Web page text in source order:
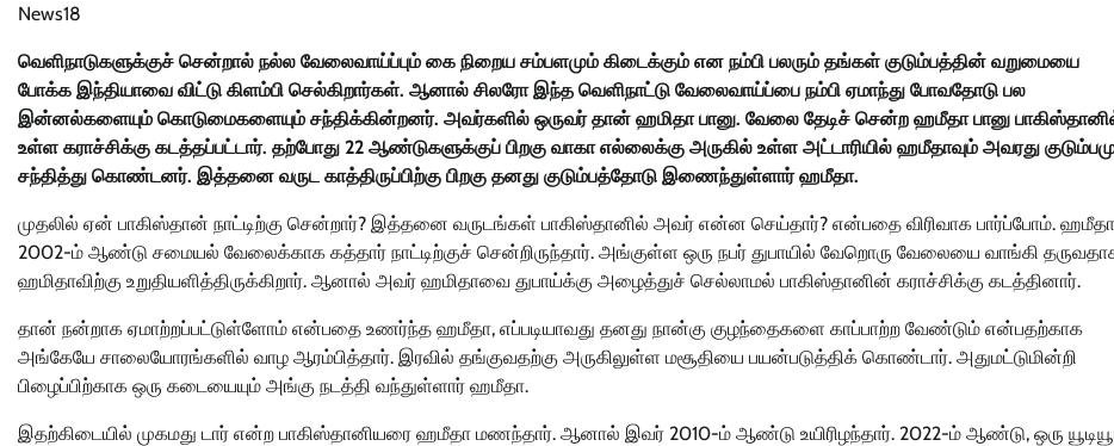
News18
வெளிநாடுகளுக்குச் சென்றால் நல்ல வேலைவாய்ப்பும் கை நிறைய சம்பளமும் கிடைக்கும் என நம்பி பலரும் தங்கள் குடும்பத்தின் வறுமையை
போக்க இந்தியாவை விட்டு கிளம்பி செல்கிறார்கள். ஆனால் சிலரோ இந்த வெளிநாட்டு வேலைவாய்ப்பை நம்பி ஏமாந்து போவதோடு பல
இன்னல்களையும் கொடுமைகளையும் சந்திக்கின்றனர். அவர்களில் ஒருவர் தான் ஹமிதா பானு. வேலை தேடிச் சென்ற ஹமீதா பானு
உள்ள கராச்சிக்கு கடத்தப்பட்டார். தற்போது 22 ஆண்டுகளுக்குப் பிறகு வாகா எல்லைக்கு அருகில் உள்ள அட்டாரியில் ஹமீதாவும் அவரது
சந்தித்து கொண்டனர். இத்தனை வருட காத்திருப்பிற்கு பிறகு தனது குடும்பத்தோடு இணைந்துள்ளார் ஹமீதா.
முதலில் ஏன் பாகிஸ்தான் நாட்டிற்கு சென்றார்? இத்தனை வருடங்கள் பாகிஸ்தானில் அவர் என்ன செய்தார்? என்பதை விரிவாக பார்ப்போம். ஹமீதா
2002-ம் ஆண்டு சமையல் வேலைக்காக கத்தார் நாட்டிற்குச் சென்றிருந்தார். அங்குள்ள ஒரு நபர் துபாயில் வேறொரு வேலையை வாங்கி
ஹமிதாவிற்கு உறுதியளித்திருக்கிறார். ஆனால் அவர் ஹமிதாவை துபாய்க்கு அழைத்துச் செல்லாமல் பாகிஸ்தானின் கராச்சிக்கு கடத்தினார்.
தான் நன்றாக ஏமாற்றப்பட்டுள்ளோம் என்பதை உணர்ந்த ஹமீதா, எப்படியாவது தனது நான்கு குழந்தைகளை காப்பாற்ற வேண்டும் என்பதற்காக
அங்கேயே சாலையோரங்களில் வாழ ஆரம்பித்தார். இரவில் தங்குவதற்கு அருகிலுள்ள மசூதியை பயன்படுத்திக் கொண்டார். அதுமட்டுமின்றி
பிழைப்பிற்காக ஒரு கடையையும் அங்கு நடத்தி வந்துள்ளார் ஹமீதா.
இதற்கிடையில் முகமது டார் என்ற பாகிஸ்தானியரை ஹமீதா மணந்தார். ஆனால் இவர் 2010-ம் ஆண்டு உயிரிழந்தார். 2022-ம் ஆண்டு, ஒரு